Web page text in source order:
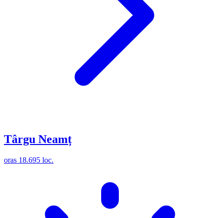
Târgu Neamț
oras 18.695 loc.